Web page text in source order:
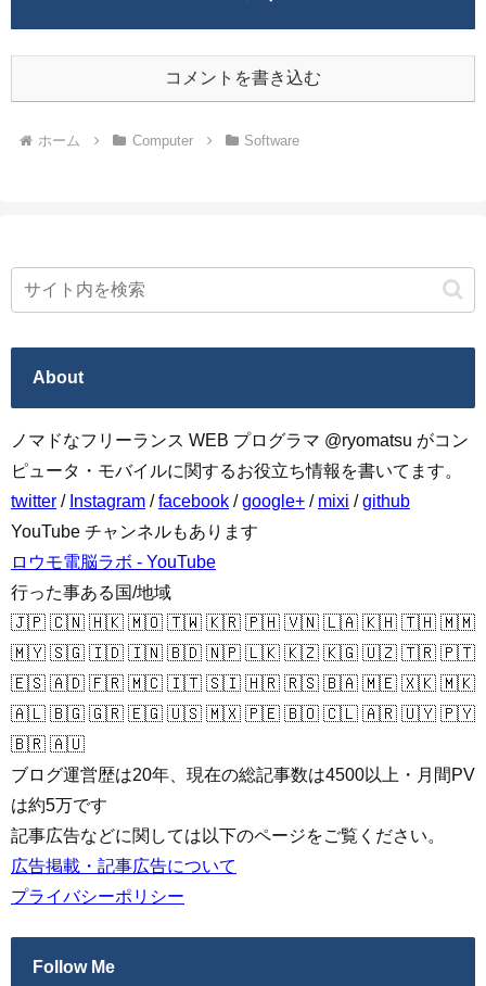
コメントを書き込む
ホーム Computer Software
About
ノマドなフリーランス WEB プログラマ @ryomatsu がコン
ピュータ・モバイルに関するお役立ち情報を書いてます。
twitter / Instagram /facebook /google+ / mixi /github
YouTube チャンネルもあります
ロウモ電脳ラボ - YouTube
行った事ある国/地域
🇯🇵 🇨🇳 🇭🇰 🇲🇴 🇹🇼 🇰🇷 🇵🇭 🇻🇳 🇱🇦 🇰🇭 🇹🇭 🇲🇲
🇲🇾 🇸🇬 🇮🇩 🇮🇳 🇧🇩 🇳🇵 🇱🇰 🇰🇿 🇰🇬 🇺🇿 🇹🇷 🇵🇹
🇪🇸 🇦🇩 🇫🇷 🇲🇨 🇮🇹 🇸🇮 🇭🇷 🇷🇸 🇧🇦 🇲🇪 🇽🇰 🇲🇰
🇦🇱 🇧🇬 🇬🇷 🇪🇬 🇺🇸 🇲🇽 🇵🇪 🇧🇴 🇨🇱 🇦🇷 🇺🇾 🇵🇾
🇧🇷 🇦🇺
ブログ運営歴は20年、現在の総記事数は4500以上・月間PV
は約5万です
記事広告などに関しては以下のページをご覧ください。
広告掲載・記事広告について
プライバシーポリシー
Follow Me